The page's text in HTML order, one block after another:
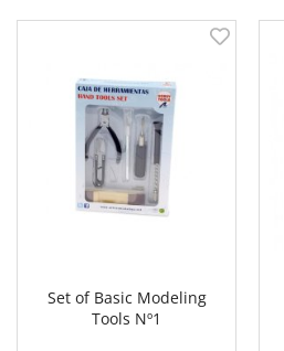
Set of Basic Modeling
Tools Nº1